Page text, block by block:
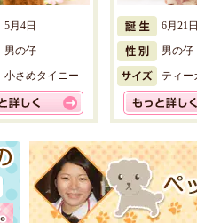
5月4日
男の仔
小さめタイニー
6月21日
男の仔
ティー